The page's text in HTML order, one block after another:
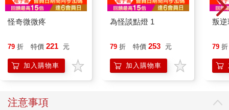
怪奇微微疼
79 折 特價 221 元
加入購物車
為怪談點燈 1
79 折 特價 253 元
加入購物車
叛逆
79 折
注意事項